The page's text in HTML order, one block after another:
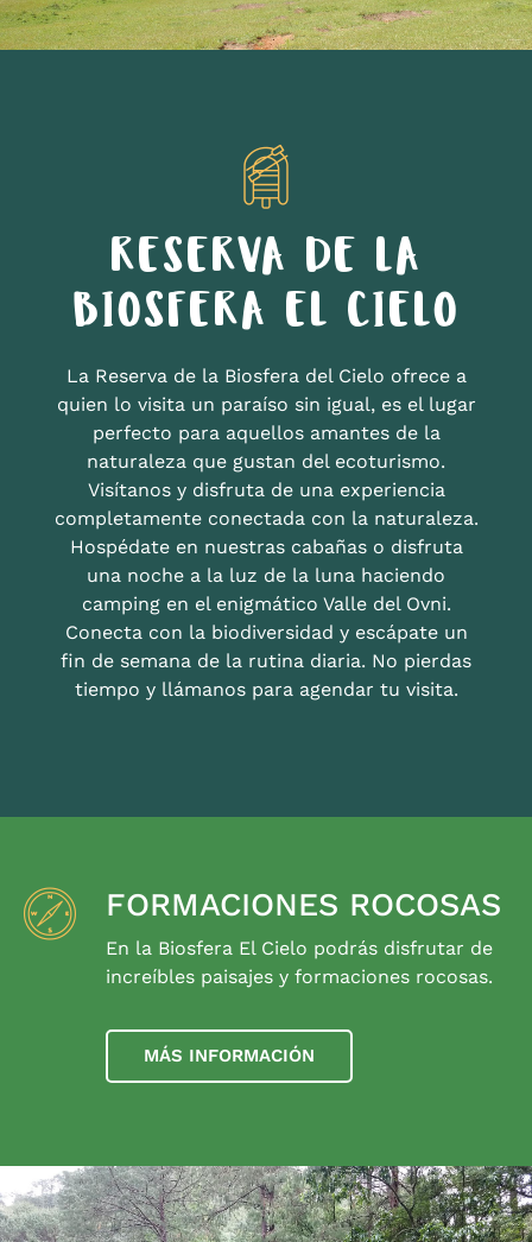
RESERVA DE LA
BIOSFERA EL CIELO
La Reserva de la Biosfera del Cielo ofrece a
quien lo visita un paraíso sin igual, es el lugar
perfecto para aquellos amantes de la
naturaleza que gustan del ecoturismo.
Visítanos y disfruta de una experiencia
completamente conectada con la naturaleza.
Hospédate en nuestras cabañas o disfruta
una noche a la luz de la luna haciendo
camping en el enigmático Valle del Ovni.
Conecta con la biodiversidad y escápate un
fin de semana de la rutina diaria. No pierdas
tiempo y llámanos para agendar tu visita.
FORMACIONES ROCOSAS
En la Biosfera El Cielo podrás disfrutar de
increíbles paisajes y formaciones rocosas.
MÁS INFORMACIÓN